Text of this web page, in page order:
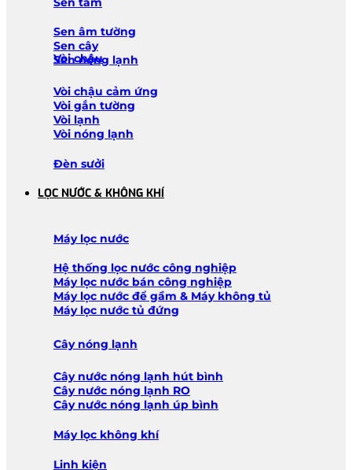
Sen âm tường
Sen cây
Sen nóng lạnh
Vòi chậu
Vòi chậu cảm ứng
Vòi gắn tường
Vòi lạnh
Vòi nóng lạnh
Đèn sưởi
LỌC NƯỚC & KHÔNG KHÍ
Máy lọc nước
Hệ thống lọc nước công nghiệp
Máy lọc nước bán công nghiệp
Máy lọc nước để gầm & Máy không tủ
Máy lọc nước tủ đứng
Cây nóng lạnh
Cây nước nóng lạnh hút bình
Cây nước nóng lạnh RO
Cây nước nóng lạnh úp bình
Máy lọc không khí
Linh kiện